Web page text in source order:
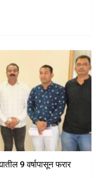
9 वर्षापासून फरार